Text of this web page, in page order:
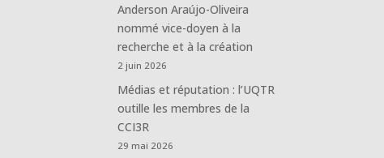
Anderson Araújo-Oliveira
nommé vice-doyen à la
recherche et à la création
2 juin 2026
Médias et réputation : l’UQTR
outille les membres de la
CCI3R
29 mai 2026